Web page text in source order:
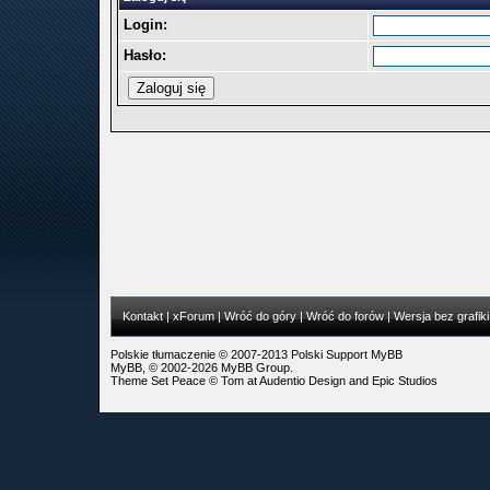
Login:
Hasło:
Kontakt| xForum| Wróć do góry| Wróć do forów| Wersja bez grafiki
Polskie tłumaczenie © 2007-2013 Polski Support MyBB
MyBB, © 2002-2026 MyBB Group.
Theme Set Peace © TomatAudentio Designand Epic Studios